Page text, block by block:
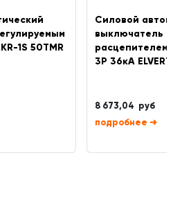
1S 50TMR
Силовой
выключатель с
расцепителем
3P 36кА ELVERT
8 673,04 руб
➜